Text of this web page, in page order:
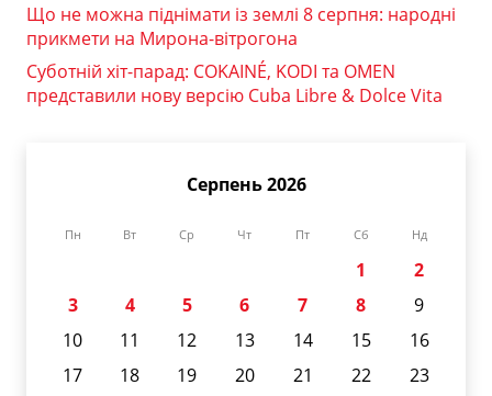
Що не можна піднімати із землі 8 серпня: народні
прикмети на Мирона-вітрогона
Суботній хіт-парад: COKAINÉ, KODI та OMEN
представили нову версію Cuba Libre & Dolce Vita
Серпень 2026
Пн Вт Ср Чт Пт Сб Нд
1
2
3
4 5 6 7 8
9
10
11 12 13 14 15
16
17
18 19 20 21 22
23